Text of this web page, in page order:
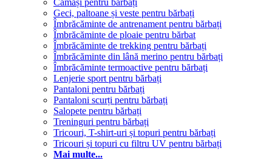
Cămăși pentru bărbați
Geci, paltoane și veste pentru bărbați
Îmbrăcăminte de antrenament pentru bărbați
Îmbrăcăminte de ploaie pentru bărbat
Îmbrăcăminte de trekking pentru bărbați
Îmbrăcăminte din lână merino pentru bărbați
Îmbrăcăminte termoactive pentru bărbați
Lenjerie sport pentru bărbați
Pantaloni pentru bărbați
Pantaloni scurți pentru bărbați
Salopete pentru bărbați
Treninguri pentru bărbați
Tricouri, T-shirt-uri și topuri pentru bărbați
Tricouri și topuri cu filtru UV pentru bărbați
Mai multe...